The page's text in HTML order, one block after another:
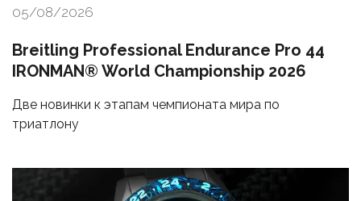
05/08/2026
Breitling Professional Endurance Pro 44
IRONMAN® World Championship 2026
Две новинки к этапам чемпионата мира по
триатлону